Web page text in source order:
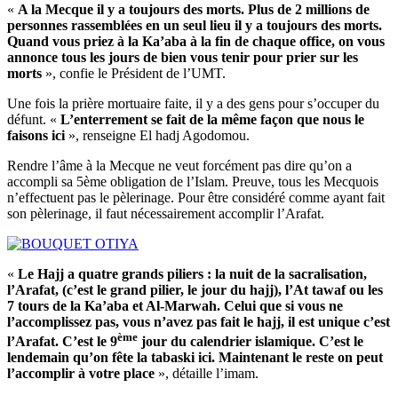
« A la Mecque il y a toujours des morts. Plus de 2 millions de
personnes rassemblées en un seul lieu il y a toujours des morts.
Quand vous priez à la Ka’aba à la fin de chaque office, on vous
annonce tous les jours de bien vous tenir pour prier sur les
morts », confie le Président de l’UMT.
Une fois la prière mortuaire faite, il y a des gens pour s’occuper du
défunt. « L’enterrement se fait de la même façon que nous le
faisons ici », renseigne El hadj Agodomou.
Rendre l’âme à la Mecque ne veut forcément pas dire qu’on a
accompli sa 5ème obligation de l’Islam. Preuve, tous les Mecquois
n’effectuent pas le pèlerinage. Pour être considéré comme ayant fait
son pèlerinage, il faut nécessairement accomplir l’Arafat.
« Le Hajj a quatre grands piliers : la nuit de la sacralisation,
l’Arafat, (c’est le grand pilier, le jour du hajj), l’At tawaf ou les
7 tours de la Ka’aba et Al-Marwah. Celui que si vous ne
l’accomplissez pas, vous n’avez pas fait le hajj, il est unique c’est
l’Arafat. C’est le 9ème jour du calendrier islamique. C’est le
lendemain qu’on fête la tabaski ici. Maintenant le reste on peut
l’accomplir à votre place », détaille l’imam.